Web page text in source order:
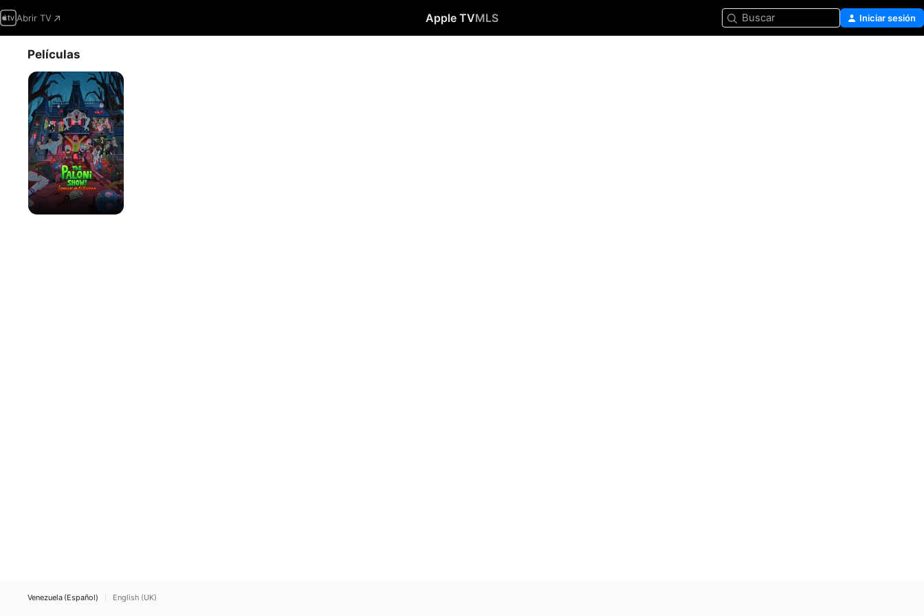
Abrir TV Apple TVMLS Buscar Iniciar sesión
Películas
The
Paloni
Show!
Halloween
Special!
Venezuela (Español) English (UK)